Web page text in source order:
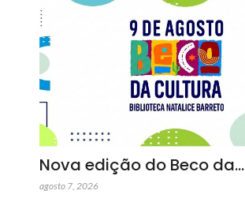
Nova edição do Beco da…
agosto 7, 2026